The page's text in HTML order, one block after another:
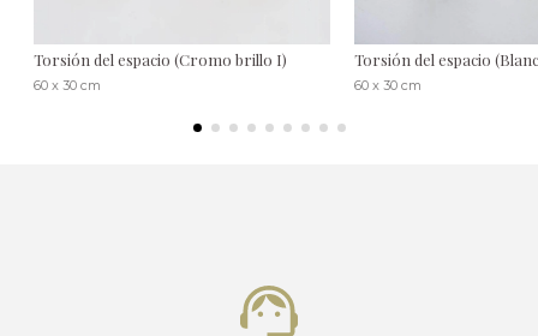
Torsión del espacio (Cromo brillo I)
60 x 30 cm
Torsión del espacio
60 x 30 cm